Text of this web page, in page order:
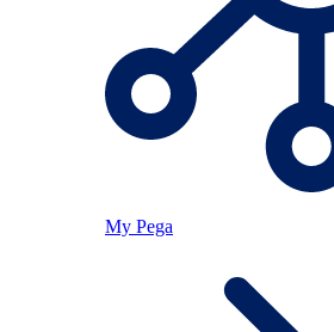
My Pega